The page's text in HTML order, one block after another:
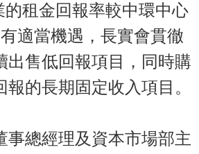
的租金回報率較中環中心
適當機遇，長實會貫徹
出售低回報項目，同時購
報的長期固定收入項目。
事總經理及資本市場部主